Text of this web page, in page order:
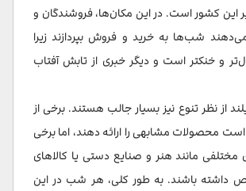
این کشور است. در این مکان‌ها، فروشندگان و
شب‌ها به خرید و فروش بپردازند زیرا
و خنکتر است و دیگر خبری از تابش آفتاب
از نظر تنوع نیز بسیار جالب هستند. برخی از
است محصولات مشابهی را ارائه دهند، اما برخی
مختلفی مانند هنر و صنایع دستی یا کالاهای
باشند. به طور کلی، هر شب در این